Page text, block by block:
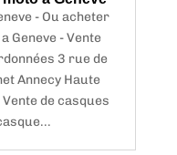
- Ou acheter
Geneve - Vente
3 rue de
Annecy Haute
de casques